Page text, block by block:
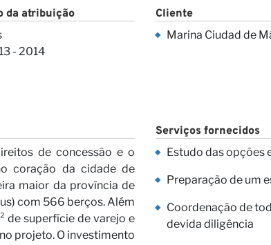
da atribuição
- 2014
Cliente
Marina Ciudad de
de concessão e o
coração da cidade de
maior da província de
com 566 berços. Além
de superfície de varejo e
projeto. O investimento
Serviços fornecidos
Estudo das opções
Preparação de um
Coordenação de
devida diligência